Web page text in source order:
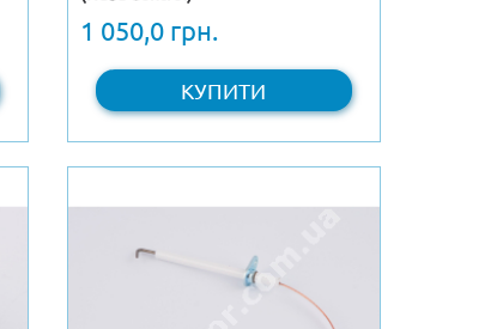
1 050,0 грн.
КУПИТИ